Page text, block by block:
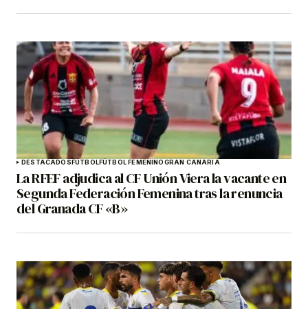
DESTACADOSFÚTBOLFÚTBOL FEMENINOGRAN CANARIA
La RFEF adjudica al CF Unión Viera la vacante en
Segunda Federación Femenina tras la renuncia
del Granada CF «B»